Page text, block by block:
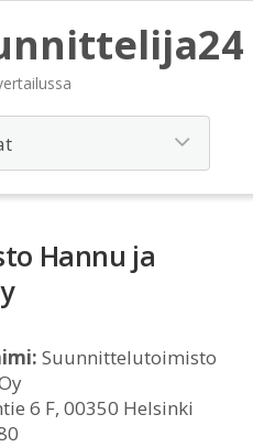
Hannu ja
Suunnittelutoimisto
6 F, 00350 Helsinki